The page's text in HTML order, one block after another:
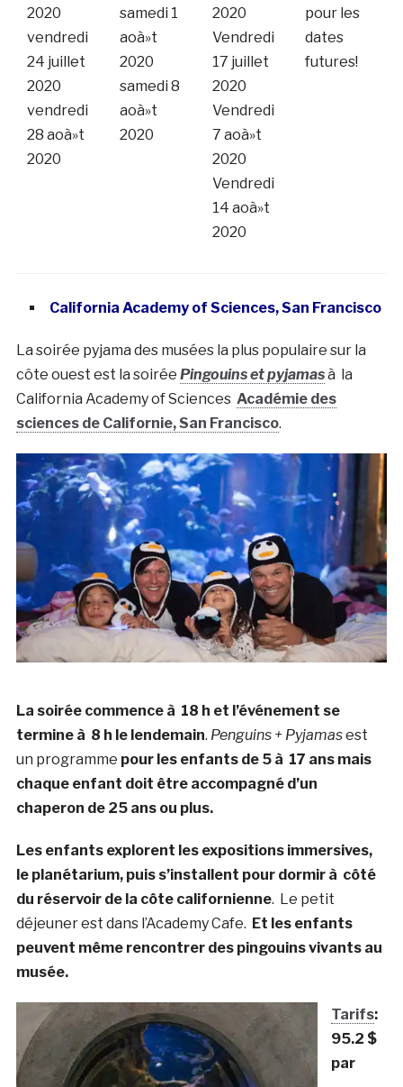
2020
vendredi
24 juillet
2020
vendredi
28 aoà»t
2020
samedi 1
aoà»t
2020
samedi 8
aoà»t
2020
2020
Vendredi
17 juillet
2020
Vendredi
7 aoà»t
2020
Vendredi
14 aoà»t
2020
pour les
dates
futures!
California Academy of Sciences, San Francisco
La soirée pyjama des musées la plus populaire sur la
côte ouest est la soirée Pingouins et pyjamasà la
California Academy of Sciences Académie des
sciences de Californie, San Francisco.
La soirée commence à 18 h et l’événement se
termine à 8 h le lendemain. Penguins + Pyjamasest
un programme pour les enfants de 5 à 17 ans mais
chaque enfant doit être accompagné d’un
chaperon de 25 ans ou plus.
Les enfants explorent les expositions immersives,
le planétarium, puis s’installent pour dormir à côté
du réservoir de la côte californienne. Le petit
déjeuner est dans l’Academy Cafe. Et les enfants
peuvent même rencontrer des pingouins vivants au
musée.
Tarifs:
95.2 $
par